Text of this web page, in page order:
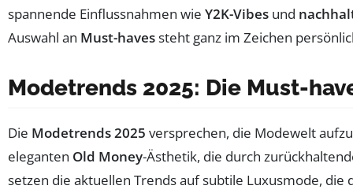
spannende Einflussnahmen wie Y2K-Vibes und
Auswahl an Must-havessteht ganz im Zeichen
Modetrends 2025: Die Must-
Die Modetrends 2025 versprechen, die Modewelt
eleganten Old Money-Ästhetik, die durch
setzen die aktuellen Trends auf subtile Luxusmode,